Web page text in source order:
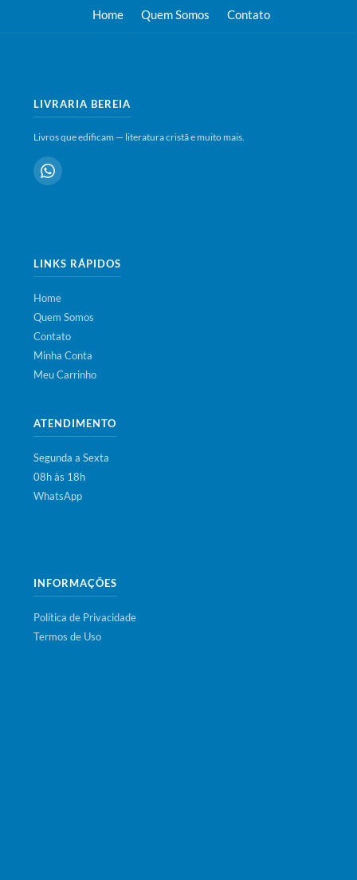
Home Quem Somos Contato
LIVRARIA BEREIA
Livros que edificam — literatura cristã e muito mais.
LINKS RÁPIDOS
Home
Quem Somos
Contato
Minha Conta
Meu Carrinho
ATENDIMENTO
Segunda a Sexta
08h às 18h
WhatsApp
INFORMAÇÕES
Política de Privacidade
Termos de Uso